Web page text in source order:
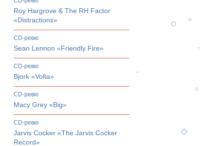
Roy Hargrove & The RH Factor
«Distractions»
CD-ревю
Sean Lennon «Friendly Fire»
CD-ревю
Bjork «Volta»
CD-ревю
Macy Grey «Big»
CD-ревю
Jarvis Cocker «The Jarvis Cocker
Record»